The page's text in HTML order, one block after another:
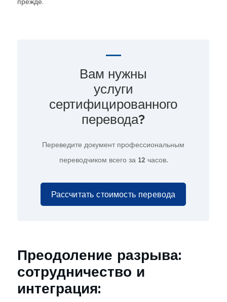
Вам нужны
услуги
сертифицированного
перевода?
Переведите документ профессиональным
переводчиком всего за 12 часов.
Рассчитать стоимость перевода
Преодоление разрыва:
сотрудничество и
интеграция: